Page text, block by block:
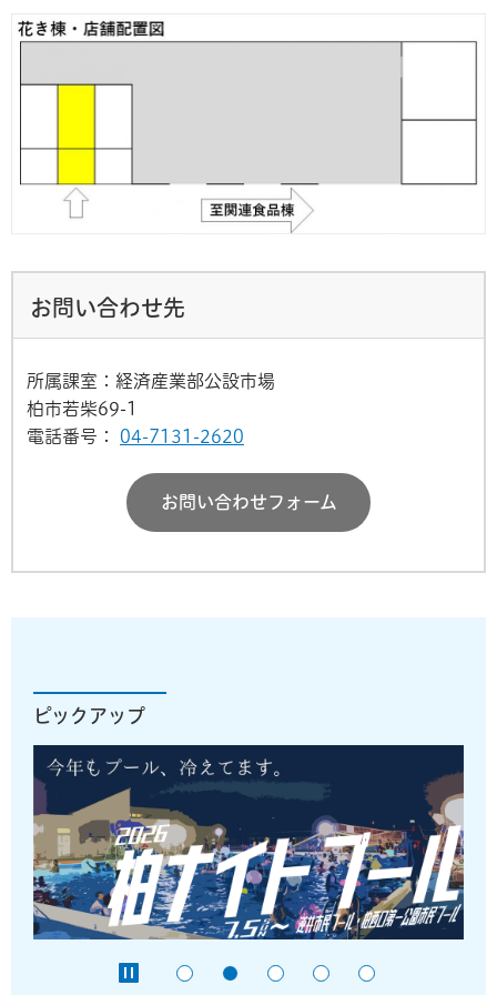
お問い合わせ先
所属課室：経済産業部公設市場
柏市若柴69-1
電話番号：
04-7131-2620
お問い合わせフォーム
ピックアップ